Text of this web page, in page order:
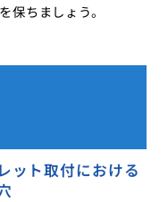
保ちましょう。
ット取付における